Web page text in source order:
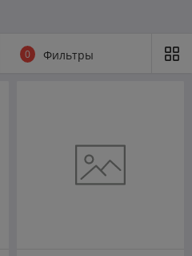
0 Фильтры